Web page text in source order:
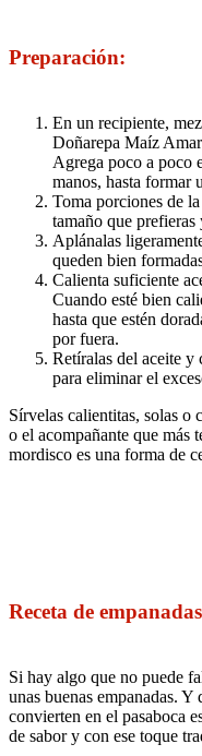
Preparación:
En un recipiente,
Doñarepa Maíz
Agrega poco a poco
manos, hasta formar
Toma porciones de
tamaño que
Aplánalas
queden bien
Calienta suficiente
Cuando esté bien
hasta que estén
por fuera.
Retíralas del aceite y
para eliminar el
Sírvelas calientitas, solas o
o el acompañante que más
mordisco es una forma de
Receta de
Si hay algo que no puede
unas buenas empanadas.
convierten en el pasaboca
de sabor y con ese toque